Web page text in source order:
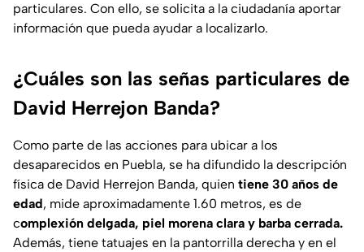
particulares. Con ello, se solicita a la ciudadanía aportar
información que pueda ayudar a localizarlo.
¿Cuáles son las señas particulares de
David Herrejon Banda?
Como parte de las acciones para ubicar a los
desaparecidos en Puebla, se ha difundido la descripción
física de David Herrejon Banda, quien tiene 30 años de
edad, mide aproximadamente 1.60 metros, es de
complexión delgada, piel morena clara y barba cerrada.
Además, tiene tatuajes en la pantorrilla derecha y en el